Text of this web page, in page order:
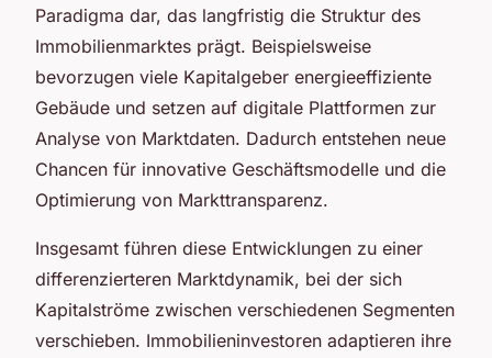
Paradigma dar, das langfristig die Struktur des
Immobilienmarktes prägt. Beispielsweise
bevorzugen viele Kapitalgeber energieeffiziente
Gebäude und setzen auf digitale Plattformen zur
Analyse von Marktdaten. Dadurch entstehen neue
Chancen für innovative Geschäftsmodelle und die
Optimierung von Markttransparenz.
Insgesamt führen diese Entwicklungen zu einer
differenzierteren Marktdynamik, bei der sich
Kapitalströme zwischen verschiedenen Segmenten
verschieben. Immobilieninvestoren adaptieren ihre